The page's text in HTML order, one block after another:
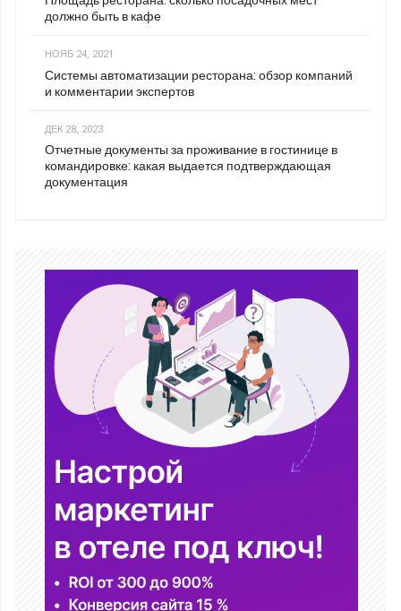
должно быть в кафе
НОЯБ 24, 2021
Системы автоматизации ресторана: обзор компаний
и комментарии экспертов
ДЕК 28, 2023
Отчетные документы за проживание в гостинице в
командировке: какая выдается подтверждающая
документация